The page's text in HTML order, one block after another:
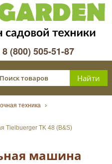
8 (800) 505-51-87
техника
Tielbuerger TK 48 (B&S)
машина